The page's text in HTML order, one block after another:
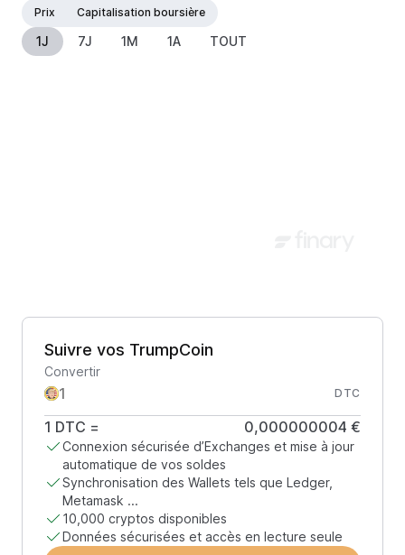
Prix
Capitalisation boursière
1J 7J 1M 1A TOUT
Suivre vos TrumpCoin
Convertir
DTC
1 DTC = 0,000000004 €
Connexion sécurisée d’Exchanges et mise à jour
automatique de vos soldes
Synchronisation des Wallets tels que Ledger,
Metamask ...
10,000 cryptos disponibles
Données sécurisées et accès en lecture seule